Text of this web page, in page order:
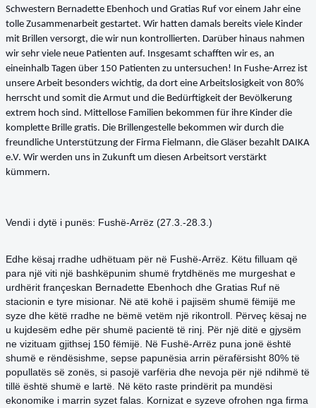
Schwestern Bernadette Ebenhoch und Gratias Ruf vor einem Jahr eine
tolle Zusammenarbeit gestartet. Wir hatten damals bereits viele Kinder
mit Brillen versorgt, die wir nun kontrollierten. Darüber hinaus nahmen
wir sehr viele neue Patienten auf. Insgesamt schafften wir es, an
eineinhalb Tagen über 150 Patienten zu untersuchen! In Fushe-Arrez ist
unsere Arbeit besonders wichtig, da dort eine Arbeitslosigkeit von 80%
herrscht und somit die Armut und die Bedürftigkeit der Bevölkerung
extrem hoch sind. Mittellose Familien bekommen für ihre Kinder die
komplette Brille gratis. Die Brillengestelle bekommen wir durch die
freundliche Unterstützung der Firma Fielmann, die Gläser bezahlt DAIKA
e.V. Wir werden uns in Zukunft um diesen Arbeitsort verstärkt
kümmern.
Vendi i dytë i punës: Fushë-Arrëz (27.3.-28.3.)
Edhe kësaj rradhe udhëtuam për në Fushë-Arrëz. Këtu filluam që
para një viti një bashkëpunim shumë frytdhënës me murgeshat e
urdhërit françeskan Bernadette Ebenhoch dhe Gratias Ruf në
stacionin e tyre misionar. Në atë kohë i pajisëm shumë fëmijë me
syze dhe këtë rradhe ne bëmë vetëm një rikontroll. Përveç kësaj ne
u kujdesëm edhe për shumë pacientë të rinj. Për një ditë e gjysëm
ne vizituam gjithsej 150 fëmijë. Në Fushë-Arrëz puna jonë është
shumë e rëndësishme, sepse papunësia arrin përafërsisht 80% të
popullatës së zonës, si pasojë varfëria dhe nevoja për një ndihmë të
tillë është shumë e lartë. Në këto raste prindërit pa mundësi
ekonomike i marrin syzet falas. Kornizat e syzeve ofrohen nga firma